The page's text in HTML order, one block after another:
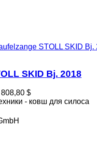
SKID Bj. 2018
$
- ковш для силоса